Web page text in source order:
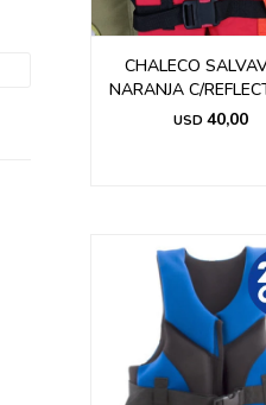
CHALECO
NARANJA C/
USD 40,00